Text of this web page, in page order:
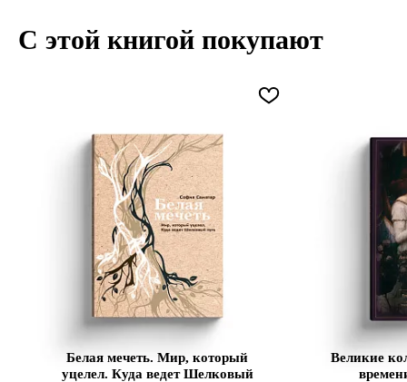
С этой книгой покупают
Белая мечеть. Мир, который
уцелел. Куда ведет Шелковый
Великие